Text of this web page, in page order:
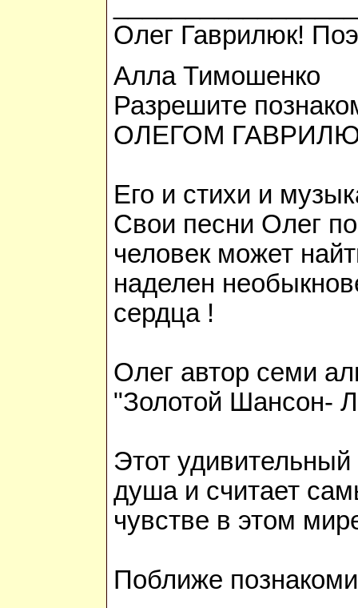
Олег Гаврилюк!
Алла Тимошенко
Разрешите
ОЛЕГОМ
Его и стихи и
Свои песни Олег
человек может
наделен
сердца !
Олег автор семи
"Золотой Шансон-
Этот
душа и считает
чувстве в этом
Поближе